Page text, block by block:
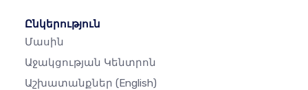
Ընկերություն
Մասին
Աջակցության Կենտրոն
Աշխատանքներ (English)